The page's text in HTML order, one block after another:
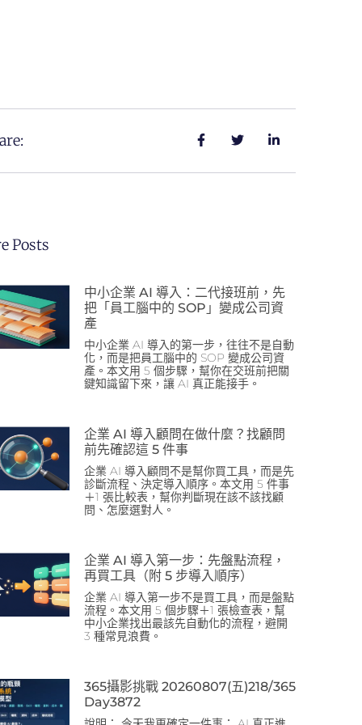
Posts
中小企業 AI 導入：二代接班前，先
把「員工腦中的 SOP」變成公司資
產
中小企業 AI 導入的第一步，往往不是自動
化，而是把員工腦中的 SOP 變成公司資
產。本文用 5 個步驟，幫你在交班前把關
鍵知識留下來，讓 AI 真正能接手。
企業 AI 導入顧問在做什麼？找顧問
前先確認這 5 件事
企業 AI 導入顧問不是幫你買工具，而是先
診斷流程、決定導入順序。本文用 5 件事
＋1 張比較表，幫你判斷現在該不該找顧
問、怎麼選對人。
企業 AI 導入第一步：先盤點流程，
再買工具（附 5 步導入順序）
企業 AI 導入第一步不是買工具，而是盤點
流程。本文用 5 個步驟＋1 張檢查表，幫
中小企業找出最該先自動化的流程，避開
3 種常見浪費。
365攝影挑戰 20260807(五)218/365
Day3872